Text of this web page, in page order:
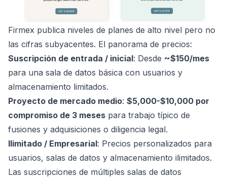
Firmex publica niveles de planes de alto nivel pero no
las cifras subyacentes. El panorama de precios:
Suscripción de entrada / inicial: Desde ~$150/mes
para una sala de datos básica con usuarios y
almacenamiento limitados.
Proyecto de mercado medio: $5,000-$10,000 por
compromiso de 3 meses para trabajo típico de
fusiones y adquisiciones o diligencia legal.
Ilimitado / Empresarial: Precios personalizados para
usuarios, salas de datos y almacenamiento ilimitados.
Las suscripciones de múltiples salas de datos